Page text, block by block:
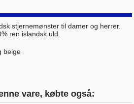
stjernemønster til damer og herrer.
ren islandsk uld.
beige
vare, købte også: